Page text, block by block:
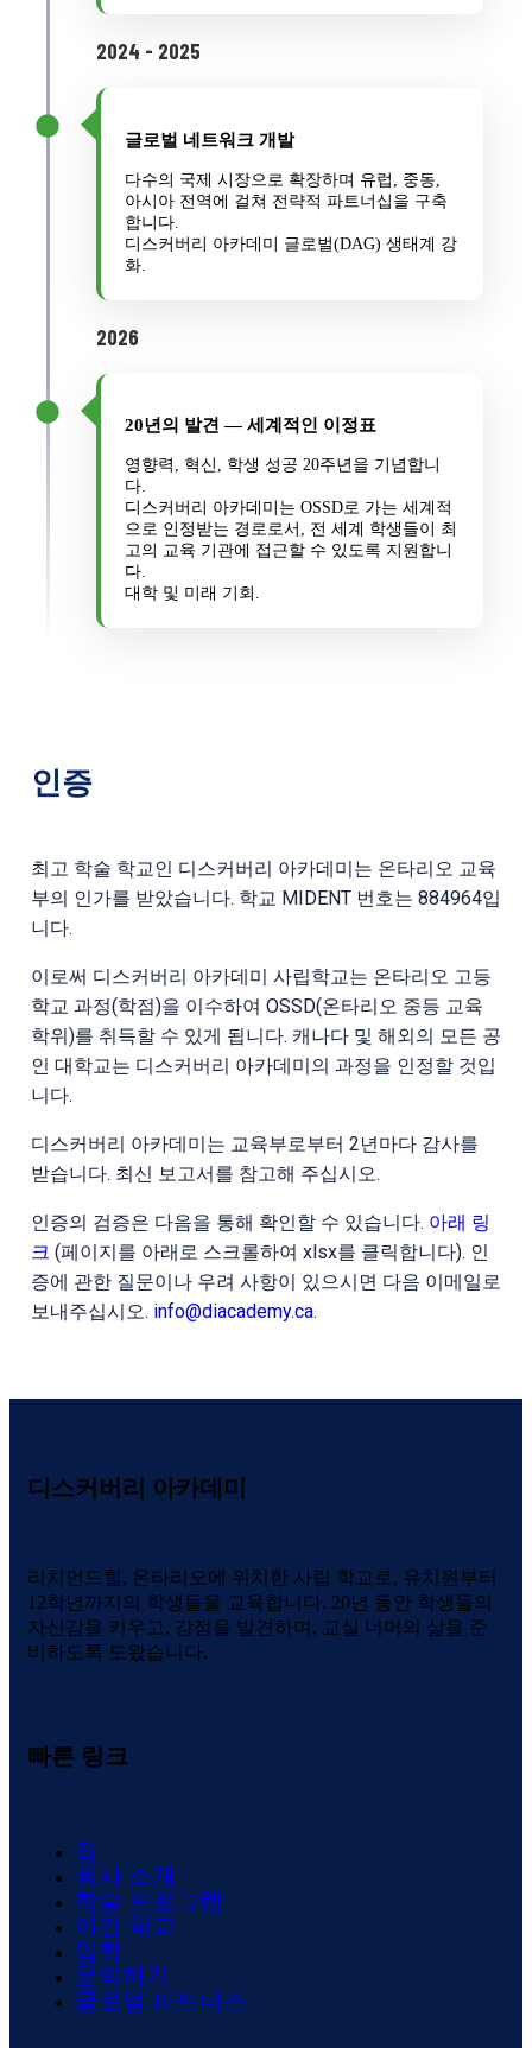
2024 - 2025
글로벌 네트워크 개발
다수의 국제 시장으로 확장하며 유럽, 중동,
아시아 전역에 걸쳐 전략적 파트너십을 구축
합니다.
디스커버리 아카데미 글로벌(DAG) 생태계 강
화.
2026
20년의 발견 — 세계적인 이정표
영향력, 혁신, 학생 성공 20주년을 기념합니
다.
디스커버리 아카데미는 OSSD로 가는 세계적
으로 인정받는 경로로서, 전 세계 학생들이 최
고의 교육 기관에 접근할 수 있도록 지원합니
다.
대학 및 미래 기회.
인증
최고 학술 학교인 디스커버리 아카데미는 온타리오 교육
부의 인가를 받았습니다. 학교 MIDENT 번호는 884964입
니다.
이로써 디스커버리 아카데미 사립학교는 온타리오 고등
학교 과정(학점)을 이수하여 OSSD(온타리오 중등 교육
학위)를 취득할 수 있게 됩니다. 캐나다 및 해외의 모든 공
인 대학교는 디스커버리 아카데미의 과정을 인정할 것입
니다.
디스커버리 아카데미는 교육부로부터 2년마다 감사를
받습니다. 최신 보고서를 참고해 주십시오.
인증의 검증은 다음을 통해 확인할 수 있습니다. 아래 링
크 (페이지를 아래로 스크롤하여 xlsx를 클릭합니다). 인
증에 관한 질문이나 우려 사항이 있으시면 다음 이메일로
보내주십시오. info@diacademy.ca.
디스커버리 아카데미
리치먼드힐, 온타리오에 위치한 사립 학교로, 유치원부터
12학년까지의 학생들을 교육합니다. 20년 동안 학생들의
자신감을 키우고, 강점을 발견하며, 교실 너머의 삶을 준
비하도록 도왔습니다.
빠른 링크
집
회사 소개
학술 프로그램
야간 학교
입학
문의하기
글로벌 파트너스